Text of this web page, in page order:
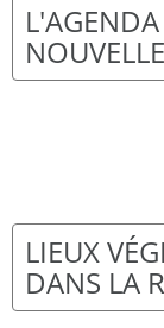
LIEUX
DANS LA